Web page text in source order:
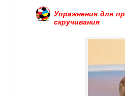
Упражнения для
скручивания